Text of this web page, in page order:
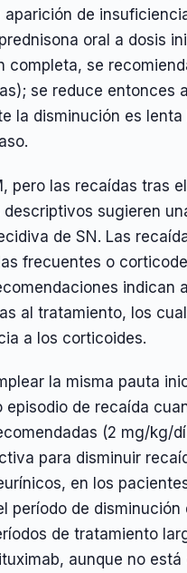
de
oral a dosis
se
se reduce entonces
la disminución es
pero las recaídas tras
sugieren
de SN. Las
frecuentes o
indican
al tratamiento, los
a los corticoides.
la misma pauta
de recaída
(2 mg/kg/
para disminuir
en los
período de disminución
de tratamiento
aunque no